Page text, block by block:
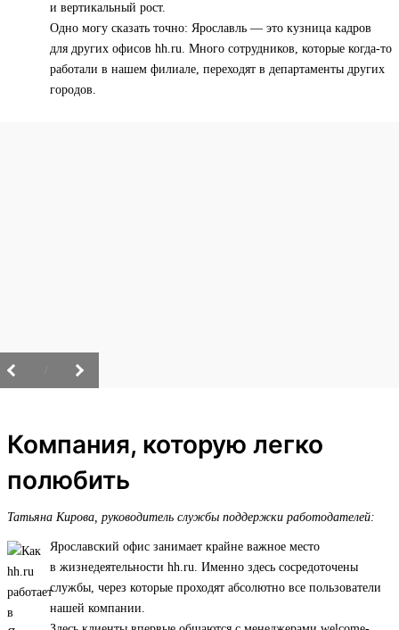
и вертикальный рост.
Одно могу сказать точно: Ярославль — это кузница кадров
для других офисов hh.ru. Много сотрудников, которые когда-то
работали в нашем филиале, переходят в департаменты других
городов.
Компания, которую легко
полюбить
Татьяна Кирова, руководитель службы поддержки работодателей:
Ярославский офис занимает крайне важное место
в жизнедеятельности hh.ru. Именно здесь сосредоточены
службы, через которые проходят абсолютно все пользователи
нашей компании.